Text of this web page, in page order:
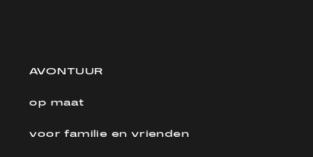
AVONTUUR
op maat
voor familie en vrienden